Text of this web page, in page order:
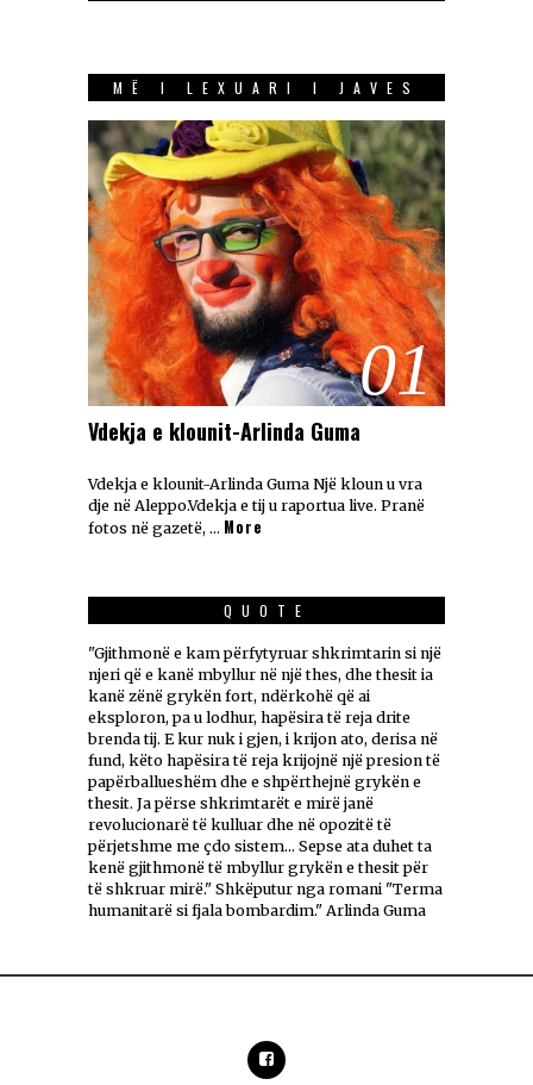
MË I LEXUARI I JAVES
01
Vdekja e klounit-Arlinda Guma
Vdekja e klounit-Arlinda Guma Një kloun u vra
dje në Aleppo.Vdekja e tij u raportua live. Pranë
fotos në gazetë, … More
QUOTE
"Gjithmonë e kam përfytyruar shkrimtarin si një
njeri që e kanë mbyllur në një thes, dhe thesit ia
kanë zënë grykën fort, ndërkohë që ai
eksploron, pa u lodhur, hapësira të reja drite
brenda tij. E kur nuk i gjen, i krijon ato, derisa në
fund, këto hapësira të reja krijojnë një presion të
papërballueshëm dhe e shpërthejnë grykën e
thesit. Ja përse shkrimtarët e mirë janë
revolucionarë të kulluar dhe në opozitë të
përjetshme me çdo sistem... Sepse ata duhet ta
kenë gjithmonë të mbyllur grykën e thesit për
të shkruar mirë." Shkëputur nga romani "Terma
humanitarë si fjala bombardim." Arlinda Guma